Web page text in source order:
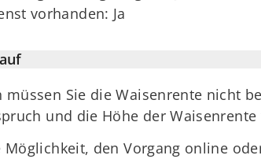
vorhanden: Ja
müssen Sie die Waisenrente nicht
und die Höhe der
Möglichkeit, den Vorgang online